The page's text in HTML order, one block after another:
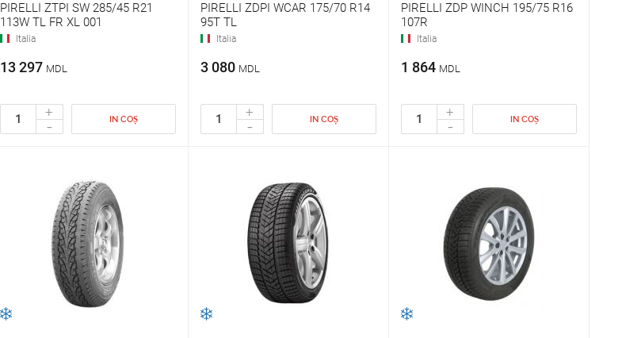
PIRELLI ZTPI SW 285/45 R21
113W TL FR XL 001
Italia
13 297 MDL
+
- IN COȘ
PIRELLI ZDPI WCAR 175/70 R14
95T TL
Italia
3 080 MDL
+
- IN COȘ
PIRELLI ZDP WINCH 195/75 R16
107R
Italia
1 864 MDL
+
- IN COȘ